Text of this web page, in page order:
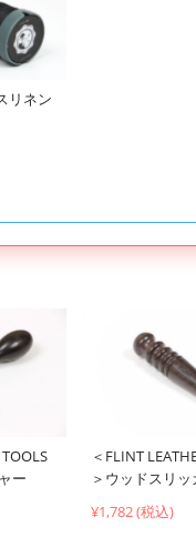
リネン
ー
＜FLINT
＞ウッドスリッ
¥1,782 (税込)